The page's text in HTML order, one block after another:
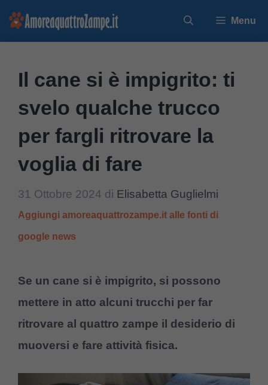
Vai
Menu
Il cane si è impigrito: ti
svelo qualche trucco
per fargli ritrovare la
voglia di fare
31 Ottobre 2024 di Elisabetta Guglielmi
Aggiungi amoreaquattrozampe.it alle fonti di
google news
Se un cane si è impigrito, si possono
mettere in atto alcuni trucchi per far
ritrovare al quattro zampe il desiderio di
muoversi e fare attività fisica.